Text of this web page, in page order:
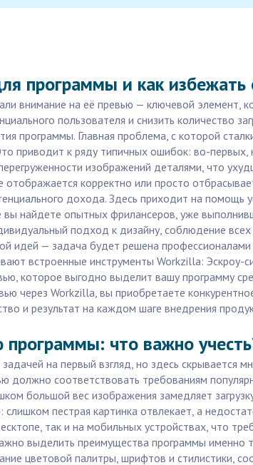
программы и как
внимание на её превью — ключевой элемент,
пользователя и снизить количество
программы. Главная проблема, с которой
приводит к ряду типичных ошибок: во-
изображений деталями, что
корректно или просто
дохода. Здесь приходит на помощь
найдете опытных фрилансеров, уже
подход к дизайну, соблюдение всех
идей — задача будет решена
встроенные инструменты Workzilla: Эскроу-
которое выгодно выделит вашу программу
через Workzilla, вы приобретаете
и результат на каждом шаге внедрения
что важно
на первый взгляд, но здесь скрывается
должно соответствовать требованиям
большой вес изображения замедляет
пестрая картинка отвлекает, а
так и на мобильных устройствах, что
выделить преимущества программы именно
цветовой палитры, шрифтов и стилистики,